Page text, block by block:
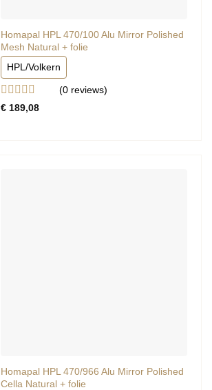
Homapal HPL 470/100 Alu Mirror Polished
Mesh Natural + folie
HPL/Volkern
Gewaardeerd
(0 reviews)
€ 189,08
Homapal HPL 470/966 Alu Mirror Polished
Cella Natural + folie